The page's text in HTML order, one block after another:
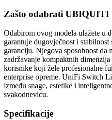
Zašto odabrati UBIQUITI
Odabirom ovog modela ulažete u
garantuje dugovječnost i stabilnost
garanciju. Njegova sposobnost da
zadržavanje kompaktnih
korisnike koji žele profesionalne
enterprise opreme. UniFi Switch
između snage, estetike i
svakodnevicu.
Specifikacije